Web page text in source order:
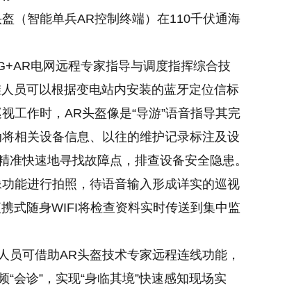
（智能单兵AR控制终端）在110千伏通海
电网远程专家指导与调度指挥综合技
员可以根据变电站内安装的蓝牙定位信标
工作时，AR头盔像是“导游”语音指导其完
相关设备信息、以往的维护记录标注及设
准快速地寻找故障点，排查设备安全隐患。
能进行拍照，待语音输入形成详实的巡视
式随身WIFI将检查资料实时传送到集中监
可借助AR头盔技术专家远程连线功能，
会诊”，实现“身临其境”快速感知现场实